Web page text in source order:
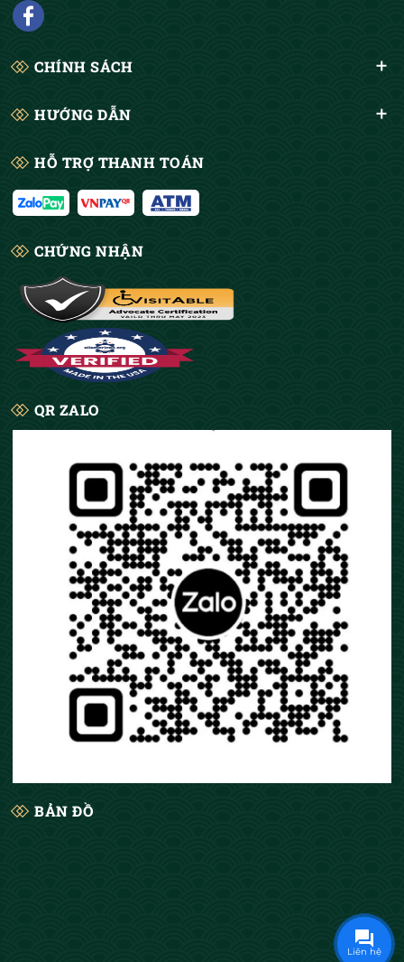
CHÍNH SÁCH
HƯỚNG DẪN
HỖ TRỢ THANH TOÁN
CHỨNG NHẬN
QR ZALO
BẢN ĐỒ
Liên hệ